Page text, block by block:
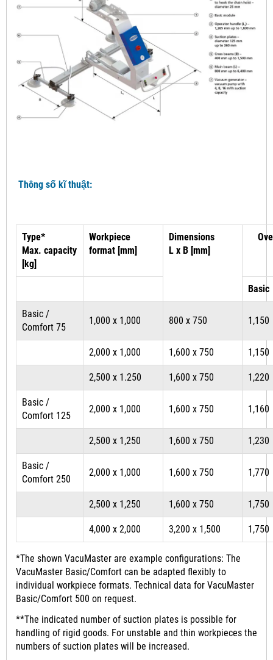
Thông số kĩ thuật:
Type*
Max. capacity
[kg]
Workpiece
format [mm]
Dimensions
L x B [mm]
Basic
Basic /
Comfort 75
1,000 x 1,000 800 x 750 1,150
2,000 x 1,000 1,600 x 750 1,150
2,500 x 1.250 1,600 x 750 1,220
Basic /
Comfort 125
2,000 x 1,000 1,600 x 750 1,160
2,500 x 1,250 1,600 x 750 1,230
Basic /
Comfort 250
2,000 x 1,000 1,600 x 750 1,770
2,500 x 1,250 1,600 x 750 1,750
4,000 x 2,000 3,200 x 1,500 1,750
*The shown VacuMaster are example configurations: The
VacuMaster Basic/Comfort can be adapted flexibly to
individual workpiece formats. Technical data for VacuMaster
Basic/Comfort 500 on request.
**The indicated number of suction plates is possible for
handling of rigid goods. For unstable and thin workpieces the
numbers of suction plates will be increased.